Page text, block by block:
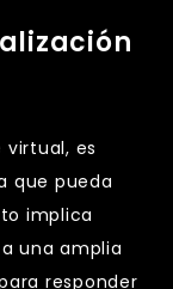
virtual, es
que pueda
implica
una amplia
responder